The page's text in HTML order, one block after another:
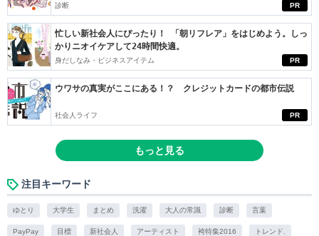
PR
診断
PR
忙しい新社会人にぴったり！ 「朝リフレア」をはじめよう。しっ
かりニオイケアして24時間快適。
身だしなみ・ビジネスアイテム
PR
ウワサの真実がここにある！？ クレジットカードの都市伝説
社会人ライフ
もっと見る
注目キーワード
ゆとり 大学生 まとめ 洗濯 大人の常識 診断 言葉
PayPay 目標 新社会人 アーティスト 袴特集2016 トレンド.